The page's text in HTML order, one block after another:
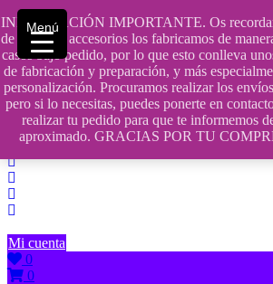
INFORMACIÓN IMPORTANTE. Os
de nuestros accesorios los fabricamos de
casos bajo pedido, por lo que esto conlleva
de fabricación y preparación, y más
personalización. Procuramos realizar los
pero si lo necesitas, puedes ponerte en
realizar tu pedido para que te informemos
aproximado. GRACIAS POR TU
Saltar
contenido
609241475 SOLO DE 10:00 a 14:00
info@hobbyaescala.com
San Fernando de Henares
10:00 - 14:00
Mi cuenta
0
0
Menú